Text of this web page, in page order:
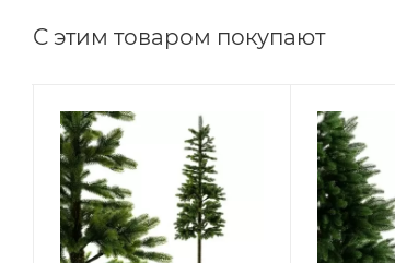
С этим товаром покупают